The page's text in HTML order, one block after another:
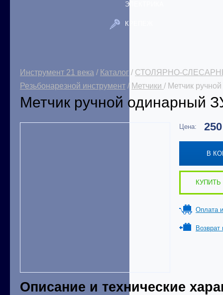
ЭЛЕКТРИКА
КРЕПЕЖ
Инструмент 21 века / Каталог / СТОЛЯРНО-
Резьбонарезной инструмент / Метчики / Метчик
Метчик ручной одинарный
Цена:
В
КУПИТЬ
Оплата
Возврат
Описание и технические